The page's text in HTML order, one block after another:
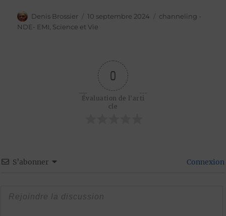
Auteur
Denis Brossier
Publié
le
10 septembre 2024 Catégories
channeling -
NDE- EMI , Science et Vie
0
Évaluation de l'arti
cle
S’abonner Connexion